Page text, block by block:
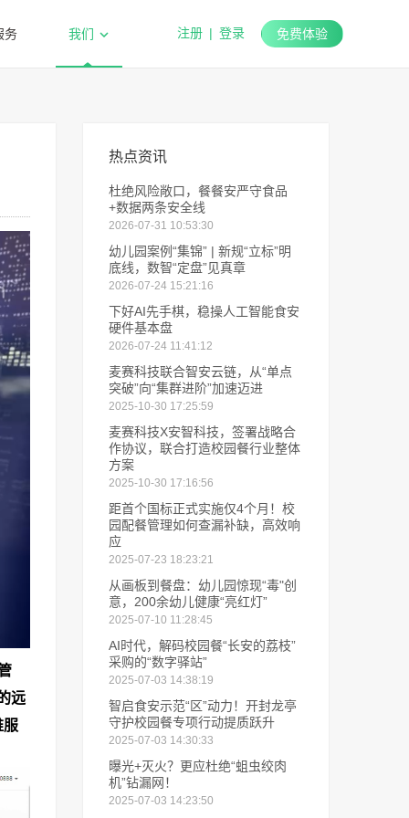
务 我们 注册 | 登录 免费体验
远
服
热点资讯
杜绝风险敞口，餐餐安严守食品
+数据两条安全线
2026-07-31 10:53:30
幼儿园案例“集锦” | 新规“立标”明
底线，数智“定盘”见真章
2026-07-24 15:21:16
下好AI先手棋，稳操人工智能食安
硬件基本盘
2026-07-24 11:41:12
麦赛科技联合智安云链，从“单点
突破”向“集群进阶”加速迈进
2025-10-30 17:25:59
麦赛科技X安智科技，签署战略合
作协议，联合打造校园餐行业整体
方案
2025-10-30 17:16:56
距首个国标正式实施仅4个月！校
园配餐管理如何查漏补缺，高效响
应
2025-07-23 18:23:21
从画板到餐盘：幼儿园惊现“毒"创
意，200余幼儿健康“亮红灯”
2025-07-10 11:28:45
AI时代，解码校园餐“长安的荔枝”
采购的“数字驿站”
2025-07-03 14:38:19
智启食安示范“区”动力！开封龙亭
守护校园餐专项行动提质跃升
2025-07-03 14:30:33
曝光+灭火？更应杜绝“蛆虫绞肉
机”钻漏网！
2025-07-03 14:23:50